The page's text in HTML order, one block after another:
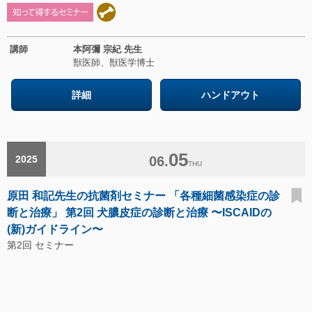
講師
本阿彌 宗紀 先生
獣医師、獣医学博士
詳細 ハンドアウト
2025 06.05THU
原田 和記先生の抗菌剤セミナー 「各種細菌感染症の診
断と治療」 第2回 犬膿皮症の診断と治療 〜ISCAIDの
(新)ガイドライン〜
第2回 セミナー